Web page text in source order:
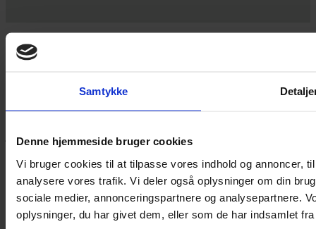
Samtykke
Denne hjemmeside bruger cookies
Vi bruger cookies til at tilpasse vores indhold og annoncer,
analysere vores trafik. Vi deler også oplysninger om din
sociale medier, annonceringspartnere og analysepartnere.
oplysninger, du har givet dem, eller som de har indsamlet
Yarn Every Wear
Hvis du bøvler med noget eller ønsker ny inspiration, så skriv til
jeg dig på vej.
Vestergade 12 6270, Tønder
60 51 96 50
post@yarneverywear.dk
CVR 43041649
Facebook-f Instagram